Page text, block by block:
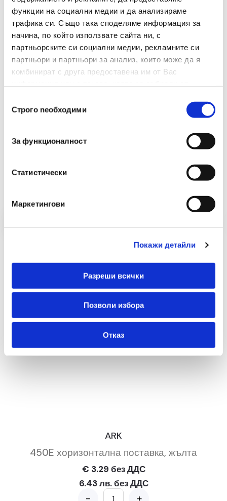
функции на социални медии и да анализираме
трафика си. Също така споделяме информация за
начина, по който използвате сайта ни, с
партньорските си социални медии, рекламните си
партньори и партньори за анализ, които може да я
комбинират с друга предоставена им от Вас
наСтрого nеобходими
За функционалност
Статистически
Маркетингови
Покажи детайли
Разреши всички
Позволи избора
Отказ
Материал Метал
Брой В Опаковка 500
Размери(мм) 28
Препоръчани Продукти
ARK
450E хоризонтална поставка, жълта
€ 3.29 без ДДС
6.43 лв. без ДДС
- +